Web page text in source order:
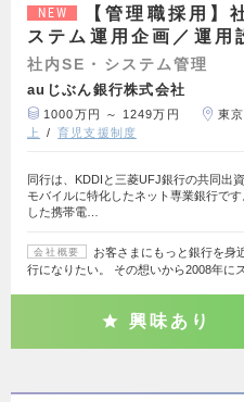
NEW
【管理職採用】
ステム運用企画／運用
社内SE・システム管理
auじぶん銀行株式会社
1000万円 ～ 1249万円 東
上
育児支援制度
同行は、KDDIと三菱UFJ銀行の共同出
モバイルに特化したネット専業銀行で
した携帯電…
会社概要
お客さまにもっと銀行を身
行になりたい。 その想いから2008年に
興味あり